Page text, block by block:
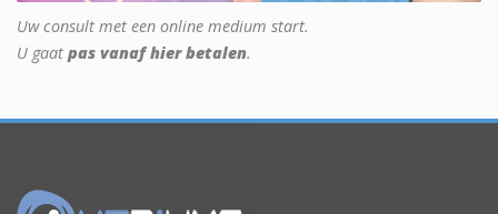
Uw consult met een online medium start.
U gaat pas vanaf hier betalen.